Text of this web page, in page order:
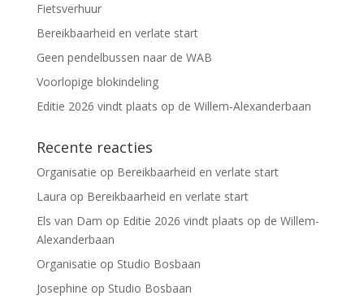
Fietsverhuur
Bereikbaarheid en verlate start
Geen pendelbussen naar de WAB
Voorlopige blokindeling
Editie 2026 vindt plaats op de Willem-Alexanderbaan
Recente reacties
Organisatie op Bereikbaarheid en verlate start
Laura op Bereikbaarheid en verlate start
Els van Dam op Editie 2026 vindt plaats op de Willem-
Alexanderbaan
Organisatie op Studio Bosbaan
Josephine op Studio Bosbaan